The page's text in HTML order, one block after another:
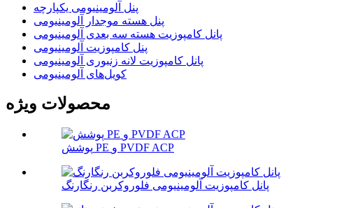
پنل آلومینیومی یکپارچه
پنل هسته موجدار آلومینیومی
پانل کامپوزیت هسته سه بعدی آلومینیومی
پنل کامپوزیت آلومینیومی
پانل کامپوزیت لانه زنبوری آلومینیومی
کویل‌های آلومینیومی
محصولات ویژه
پوشش PE و PVDF ACP
پانل کامپوزیت آلومینیومی فلوروکربن رنگارنگ